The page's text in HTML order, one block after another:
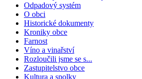
Odpadový systém
O obci
Historické dokumenty
Kroniky obce
Farnost
Víno a vinařství
Rozloučili jsme se s...
Zastupitelstvo obce
Kultura a spolky